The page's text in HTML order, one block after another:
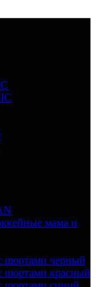
мама и
шортами черный
шортами красный